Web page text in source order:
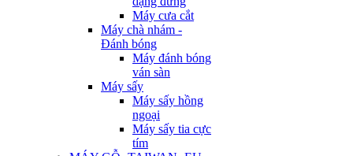
Máy cưa cắt
Máy chà nhám -
Đánh bóng
Máy đánh bóng
ván sàn
Máy sấy
Máy sấy hồng
ngoại
Máy sấy tia cực
tím